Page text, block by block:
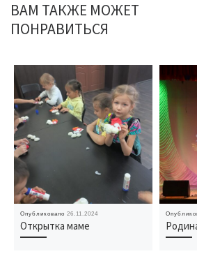
ВАМ ТАКЖЕ МОЖЕТ
ПОНРАВИТЬСЯ
Опубликовано26.11.2024
Открытка маме